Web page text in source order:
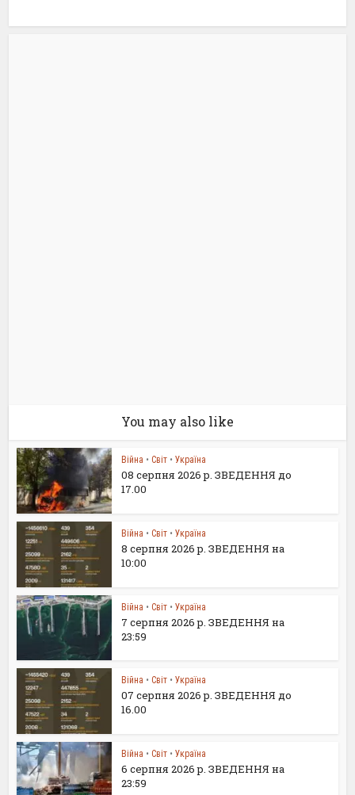
You may also like
Війна • Світ • Україна
08 серпня 2026 р. ЗВЕДЕННЯ до
17.00
Війна • Світ • Україна
8 серпня 2026 р. ЗВЕДЕННЯ на
10:00
Війна • Світ • Україна
7 серпня 2026 р. ЗВЕДЕННЯ на
23:59
Війна • Світ • Україна
07 серпня 2026 р. ЗВЕДЕННЯ до
16.00
Війна • Світ • Україна
6 серпня 2026 р. ЗВЕДЕННЯ на
23:59